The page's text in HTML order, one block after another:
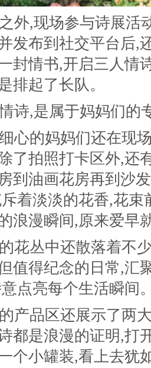
外,现场参与诗展活
发布到社交平台后,
封情书,开启三人情
排起了长队。
诗,是属于妈妈们的
心的妈妈们还在现
了拍照打卡区外,还
到油画花房再到沙
着淡淡的花香,花
浪漫瞬间,原来爱早
花丛中还散落着不
值得纪念的日常,汇
点亮每个生活瞬间
产品区还展示了两
都是浪漫的证明,打
个小罐装,看上去犹